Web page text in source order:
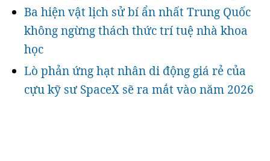
Ba hiện vật lịch sử bí ẩn nhất Trung Quốc
không ngừng thách thức trí tuệ nhà khoa
học
Lò phản ứng hạt nhân di động giá rẻ của
cựu kỹ sư SpaceX sẽ ra mắt vào năm 2026